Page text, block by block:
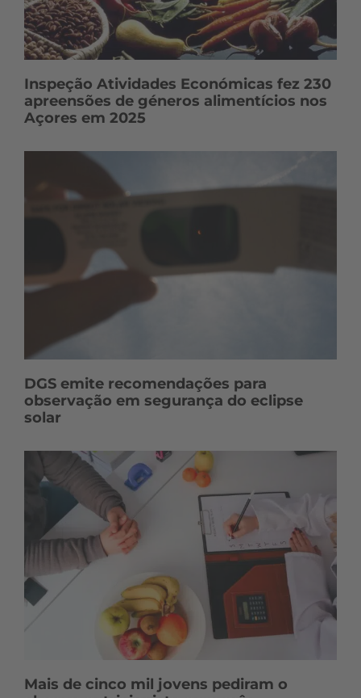
Inspeção Atividades Económicas fez 230
apreensões de géneros alimentícios nos
Açores em 2025
DGS emite recomendações para
observação em segurança do eclipse
solar
Mais de cinco mil jovens pediram o